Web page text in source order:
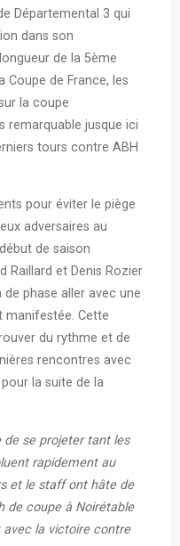
Départemental 3 qui
dans son
de la 5ème
Coupe de France, les
la coupe
remarquable jusque ici
tours contre ABH
pour éviter le piège
adversaires au
de saison
Raillard et Denis Rozier
phase aller avec une
manifestée. Cette
du rythme et de
rencontres avec
la suite de la
de se projeter tant les
rapidement au
et le staff ont hâte de
de coupe à Noirétable
la victoire contre